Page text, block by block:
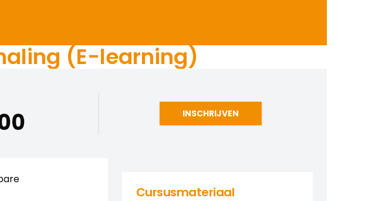
(E-learning)
INSCHRIJVEN
Cursusmateriaal